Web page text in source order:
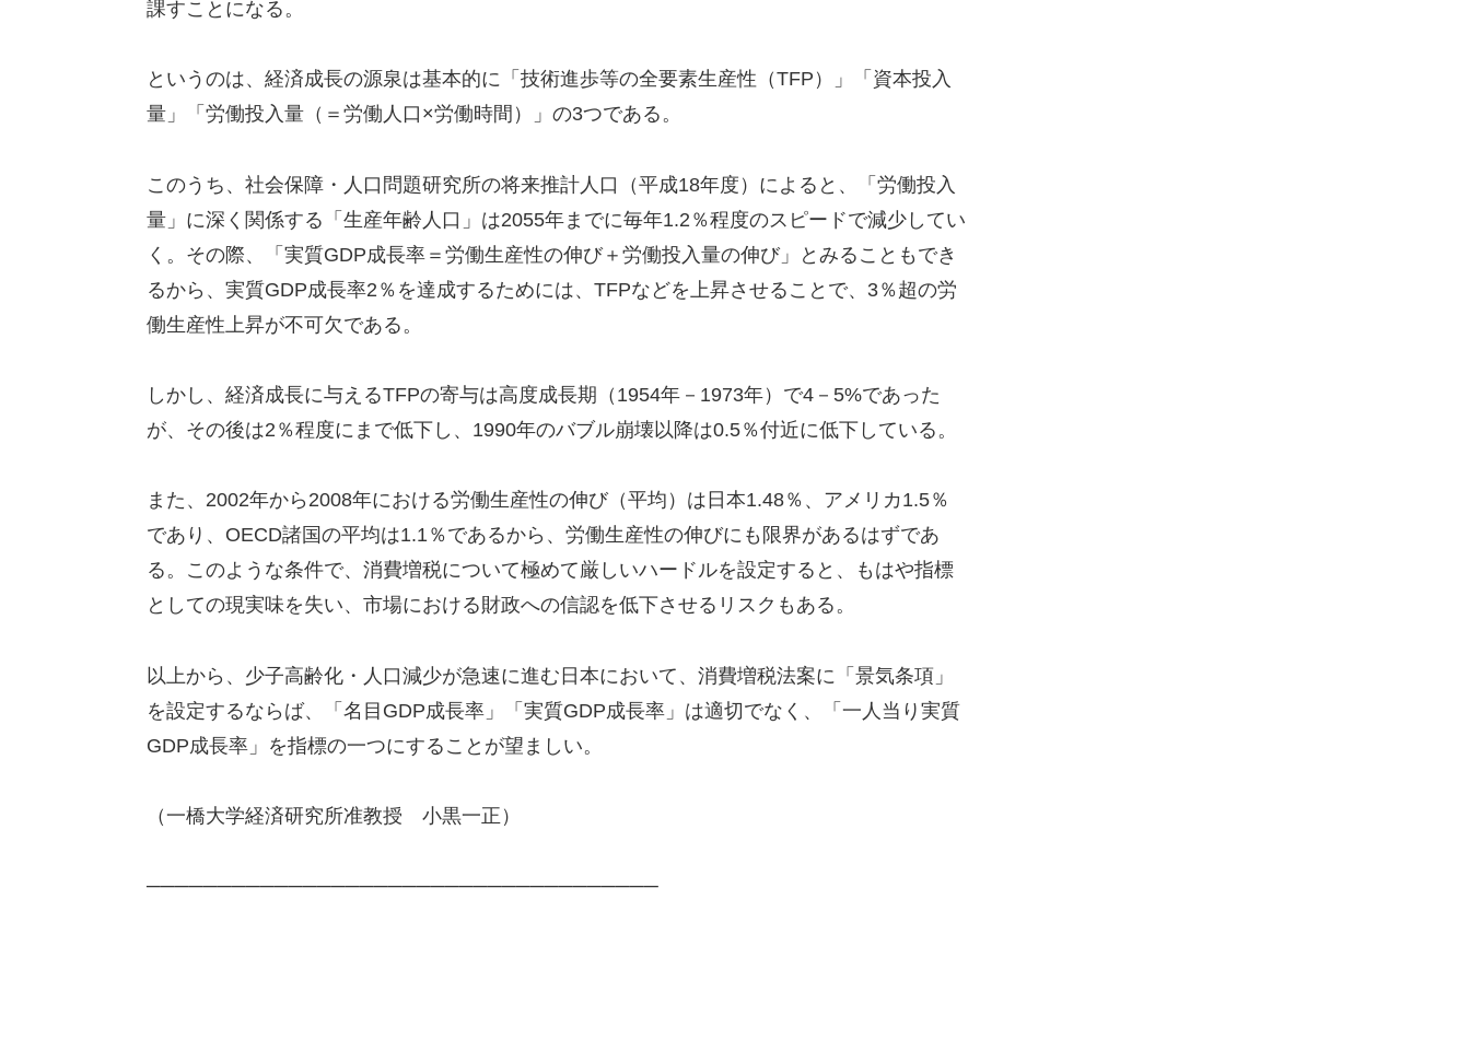
課すことになる。
というのは、経済成長の源泉は基本的に「技術進歩等の全要素生産性（TFP）」「資本投入
量」「労働投入量（＝労働人口×労働時間）」の3つである。
このうち、社会保障・人口問題研究所の将来推計人口（平成18年度）によると、「労働投入
量」に深く関係する「生産年齢人口」は2055年までに毎年1.2％程度のスピードで減少してい
く。その際、「実質GDP成長率＝労働生産性の伸び＋労働投入量の伸び」とみることもでき
るから、実質GDP成長率2％を達成するためには、TFPなどを上昇させることで、3％超の労
働生産性上昇が不可欠である。
しかし、経済成長に与えるTFPの寄与は高度成長期（1954年－1973年）で4－5%であった
が、その後は2％程度にまで低下し、1990年のバブル崩壊以降は0.5％付近に低下している。
また、2002年から2008年における労働生産性の伸び（平均）は日本1.48％、アメリカ1.5％
であり、OECD諸国の平均は1.1％であるから、労働生産性の伸びにも限界があるはずであ
る。このような条件で、消費増税について極めて厳しいハードルを設定すると、もはや指標
としての現実味を失い、市場における財政への信認を低下させるリスクもある。
以上から、少子高齢化・人口減少が急速に進む日本において、消費増税法案に「景気条項」
を設定するならば、「名目GDP成長率」「実質GDP成長率」は適切でなく、「一人当り実質
GDP成長率」を指標の一つにすることが望ましい。
（一橋大学経済研究所准教授 小黒一正）
────────────────────────────────────